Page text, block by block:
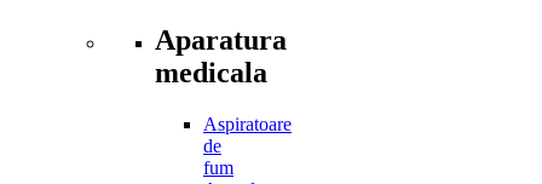
Aparatura
medicala
Aspiratoare
de
fum